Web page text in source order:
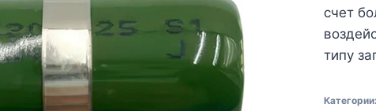
счет
типу
Категории: